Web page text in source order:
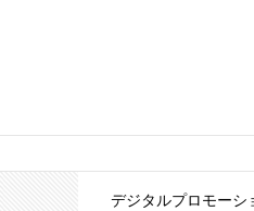
デジタルプロモーシ